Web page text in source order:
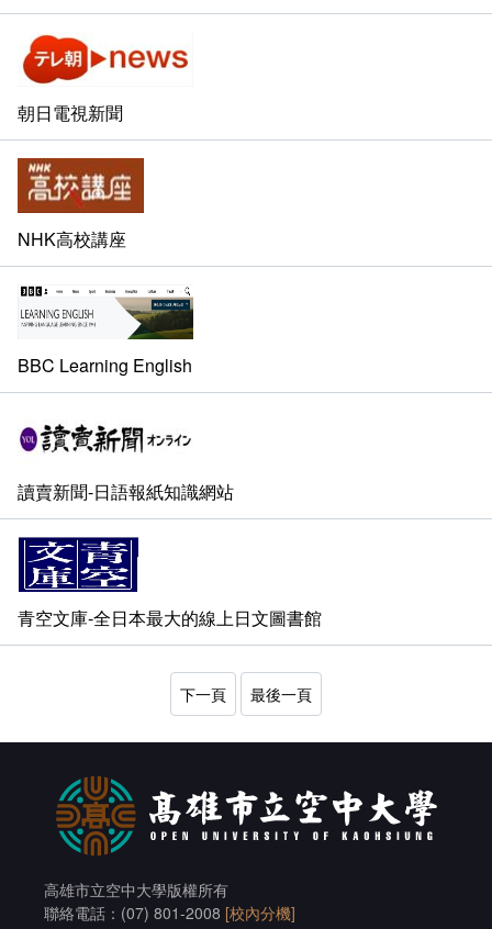
朝日電視新聞
NHK高校講座
BBC Learning English
讀賣新聞-日語報紙知識網站
青空文庫-全日本最大的線上日文圖書館
下一頁 最後一頁
高雄市立空中大學版權所有
聯絡電話：(07) 801-2008 [校內分機]